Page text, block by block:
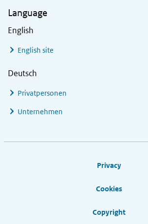
Language
English
English site
Deutsch
Privatpersonen
Unternehmen
Privacy
Cookies
Copyright